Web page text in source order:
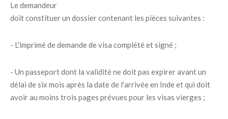
Le demandeur
doit constituer un dossier contenant les pièces suivantes :
- L'imprimé de demande de visa complété et signé ;
- Un passeport dont la validité ne doit pas expirer avant un
délai de six mois après la date de l'arrivée en Inde et qui doit
avoir au moins trois pages prévues pour les visas vierges ;